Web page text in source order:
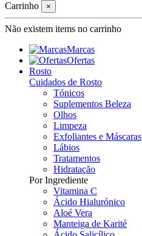
Carrinho
×
Não existem items no carrinho
Marcas
Ofertas
Rosto
Cuidados de Rosto
Tónicos
Suplementos Beleza
Olhos
Limpeza
Exfoliantes e Máscaras
Lábios
Tratamentos
Hidratação
Por Ingrediente
Vitamina C
Ácido Hialurónico
Aloé Vera
Manteiga de Karité